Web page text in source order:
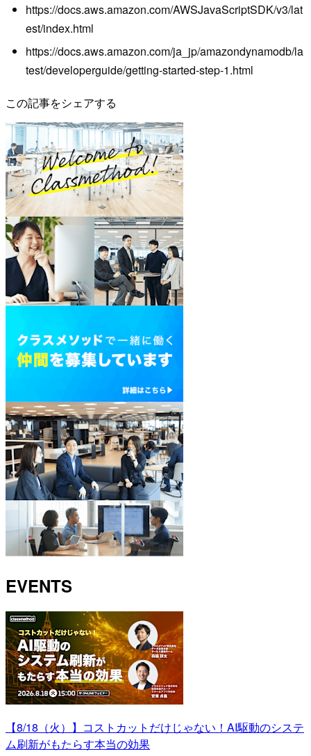
https://docs.aws.amazon.com/AWSJavaScriptSDK/v3/lat
est/index.html
https://docs.aws.amazon.com/ja_jp/amazondynamodb/la
test/developerguide/getting-started-step-1.html
この記事をシェアする
EVENTS
【8/18（火）】コストカットだけじゃない！AI駆動のシステ
ム刷新がもたらす本当の効果